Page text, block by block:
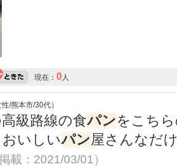
現在： 0人
/熊本市/30代）
級路線の食パンをこち
いしいパン屋さんなだ
載：2021/03/01）